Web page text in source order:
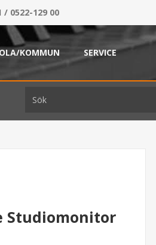
/ 0522-129 00
KOMMUN SERVICE
Studiomonitor